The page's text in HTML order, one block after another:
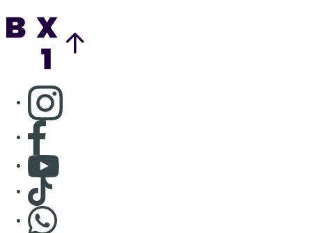
Consulter page Instagram
Consulter page Facebook
Consulter Youtube
Consulter TikTok